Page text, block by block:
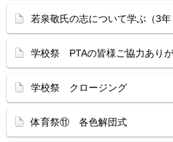
若泉敬氏の志について学ぶ（3年
学校祭 PTAの皆様ご協力ありが
学校祭 クロージング
体育祭⑪ 各色解団式